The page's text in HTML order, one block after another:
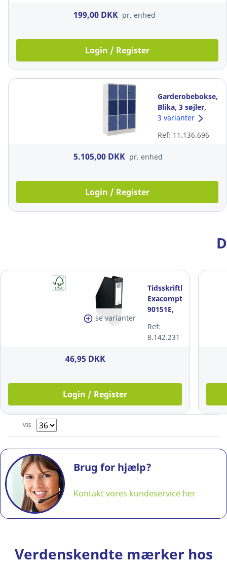
199,00 DKK pr. enhed
Login / Register
Garderobebokse,
Blika, 3 søjler,
blå, 9 rum
3 varianter
Ref: 11.136.696
5.105,00 DKK pr. enhed
Login / Register
se varianter
Tidsskriftkassette,
Exacompta
90151E,
HxBxD:
31 x 7 x
Ref:
8.142.231
46,95 DKK
Login / Register
VIS
Brug for hjælp?
Kontakt vores kundeservice her
Verdenskendte mærker hos